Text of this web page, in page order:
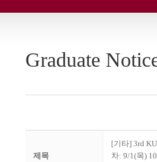
Graduate
제목
[기타] 3rd
차: 9/1(목)